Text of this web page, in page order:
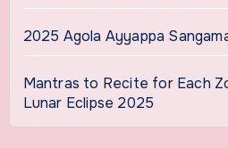
2025 Agola Ayyappa
Mantras to Recite for Each
Lunar Eclipse 2025